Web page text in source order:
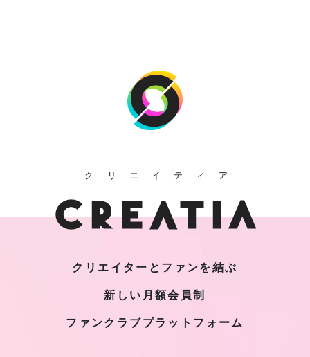
クリエイティア
クリエイターとファンを結ぶ
新しい月額会員制
ファンクラブプラットフォーム